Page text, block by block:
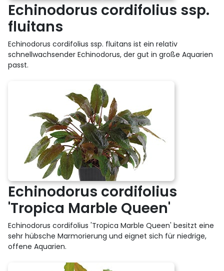
Echinodorus cordifolius ssp.
fluitans
Echinodorus cordifolius ssp. fluitans ist ein relativ
schnellwachsender Echinodorus, der gut in große Aquarien
passt.
Echinodorus cordifolius
'Tropica Marble Queen'
Echinodorus cordifolius 'Tropica Marble Queen' besitzt eine
sehr hübsche Marmorierung und eignet sich für niedrige,
offene Aquarien.